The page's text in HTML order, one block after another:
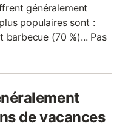
généralement
populaires sont :
(70 %)... Pas
de vacances